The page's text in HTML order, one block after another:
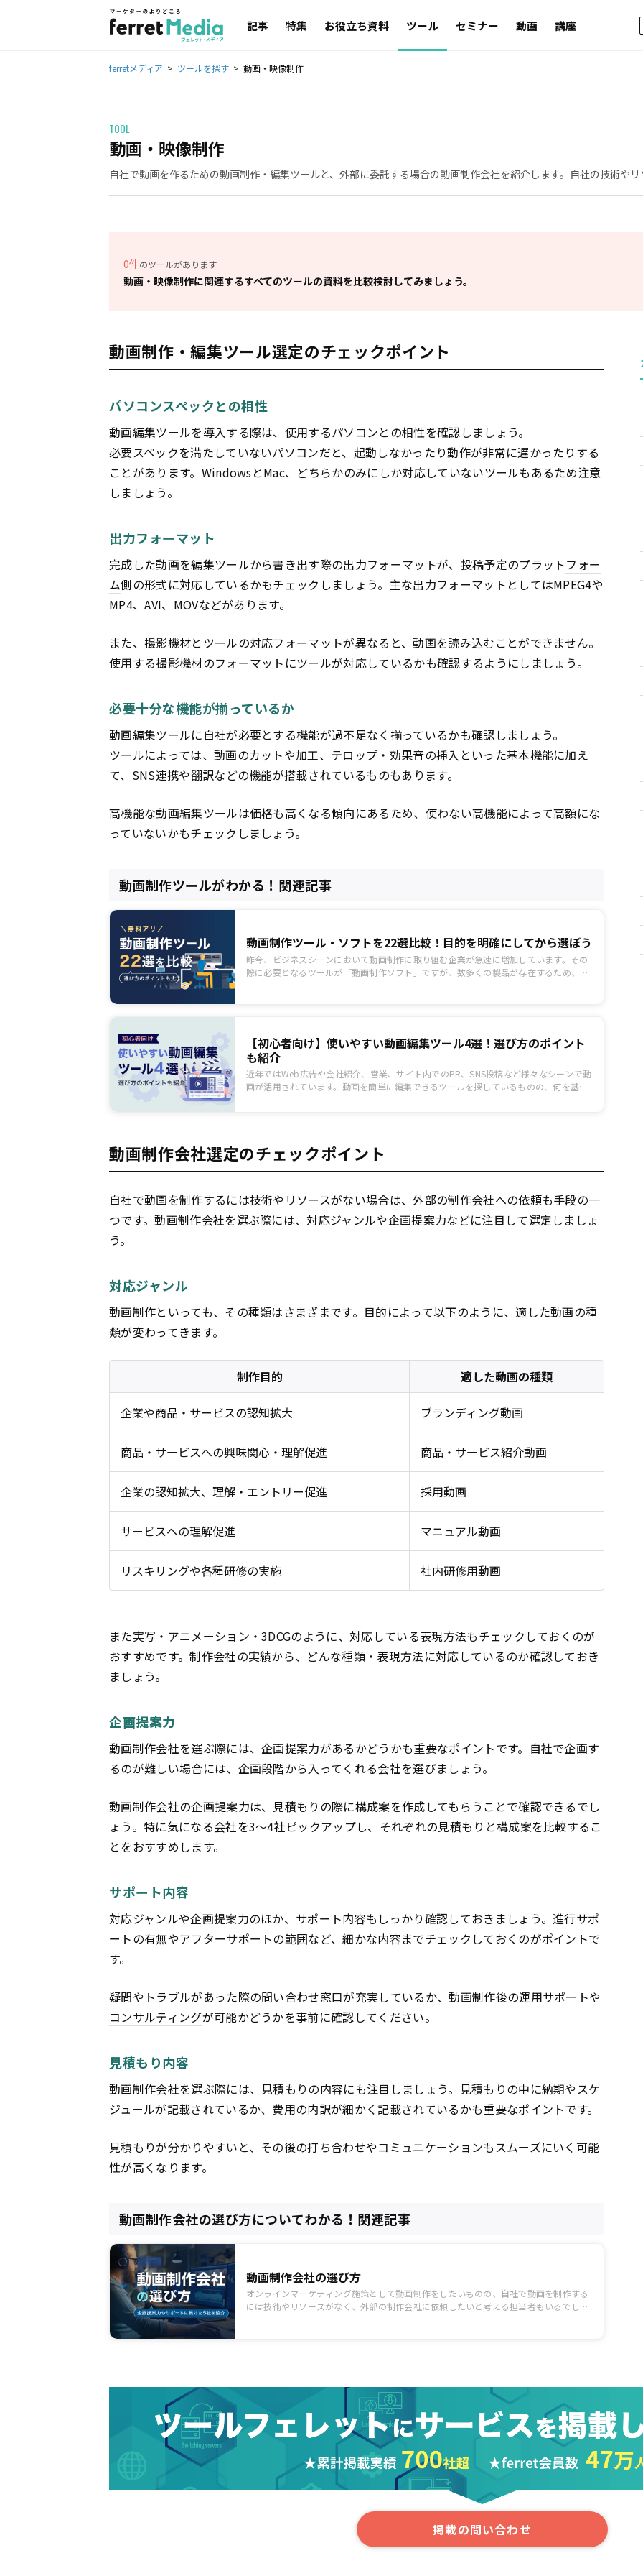
記事 特集 お役立ち資料 ツール セミナー 動画 講座
ferretメディア ツールを探す 動画・映像制作
TOOL
動画・映像制作
自社で動画を作るための動画制作・編集ツールと、外部に委託する場合の動画制作会社を紹介します。自社の技術やリ
0件のツールがあります
動画・映像制作に関連するすべてのツールの資料を比較検討してみましょう。
動画制作・編集ツール選定のチェックポイント
パソコンスペックとの相性
動画編集ツールを導入する際は、使用するパソコンとの相性を確認しましょう。
必要スペックを満たしていないパソコンだと、起動しなかったり動作が非常に遅かったりする
ことがあります。WindowsとMac、どちらかのみにしか対応していないツールもあるため注意
しましょう。
出力フォーマット
完成した動画を編集ツールから書き出す際の出力フォーマットが、投稿予定のプラットフォー
ム側の形式に対応しているかもチェックしましょう。主な出力フォーマットとしてはMPEG4や
MP4、AVI、MOVなどがあります。
また、撮影機材とツールの対応フォーマットが異なると、動画を読み込むことができません。
使用する撮影機材のフォーマットにツールが対応しているかも確認するようにしましょう。
必要十分な機能が揃っているか
動画編集ツールに自社が必要とする機能が過不足なく揃っているかも確認しましょう。
ツールによっては、動画のカットや加工、テロップ・効果音の挿入といった基本機能に加え
て、SNS連携や翻訳などの機能が搭載されているものもあります。
高機能な動画編集ツールは価格も高くなる傾向にあるため、使わない高機能によって高額にな
っていないかもチェックしましょう。
動画制作ツールがわかる！関連記事
動画制作ツール・ソフトを22選比較！目的を明確にしてから選ぼう
昨今、ビジネスシーンにおいて動画制作に取り組む企業が急速に増加しています。その
際に必要となるツールが「動画制作ソフト」ですが、数多くの製品が存在するため、目
【初心者向け】使いやすい動画編集ツール4選！選び方のポイント
も紹介
近年ではWeb広告や会社紹介、営業、サイト内でのPR、SNS投稿など様々なシーンで動
画が活用されています。動画を簡単に編集できるツールを探しているものの、何を基準
動画制作会社選定のチェックポイント
自社で動画を制作するには技術やリソースがない場合は、外部の制作会社への依頼も手段の一
つです。動画制作会社を選ぶ際には、対応ジャンルや企画提案力などに注目して選定しましょ
う。
対応ジャンル
動画制作といっても、その種類はさまざまです。目的によって以下のように、適した動画の種
類が変わってきます。
制作目的 適した動画の種類
企業や商品・サービスの認知拡大 ブランディング動画
商品・サービスへの興味関心・理解促進 商品・サービス紹介動画
企業の認知拡大、理解・エントリー促進 採用動画
サービスへの理解促進 マニュアル動画
リスキリングや各種研修の実施 社内研修用動画
また実写・アニメーション・3DCGのように、対応している表現方法もチェックしておくのが
おすすめです。制作会社の実績から、どんな種類・表現方法に対応しているのか確認しておき
ましょう。
企画提案力
動画制作会社を選ぶ際には、企画提案力があるかどうかも重要なポイントです。自社で企画す
るのが難しい場合には、企画段階から入ってくれる会社を選びましょう。
動画制作会社の企画提案力は、見積もりの際に構成案を作成してもらうことで確認できるでし
ょう。特に気になる会社を3〜4社ピックアップし、それぞれの見積もりと構成案を比較するこ
とをおすすめします。
サポート内容
対応ジャンルや企画提案力のほか、サポート内容もしっかり確認しておきましょう。進行サポ
ートの有無やアフターサポートの範囲など、細かな内容までチェックしておくのがポイントで
す。
疑問やトラブルがあった際の問い合わせ窓口が充実しているか、動画制作後の運用サポートや
コンサルティングが可能かどうかを事前に確認してください。
見積もり内容
動画制作会社を選ぶ際には、見積もりの内容にも注目しましょう。見積もりの中に納期やスケ
ジュールが記載されているか、費用の内訳が細かく記載されているかも重要なポイントです。
見積もりが分かりやすいと、その後の打ち合わせやコミュニケーションもスムーズにいく可能
性が高くなります。
動画制作会社の選び方についてわかる！関連記事
動画制作会社の選び方
オンラインマーケティング施策として動画制作をしたいものの、自社で動画を制作する
には技術やリソースがなく、外部の制作会社に依頼したいと考える担当者もいるでしょ
掲載の問い合わせ